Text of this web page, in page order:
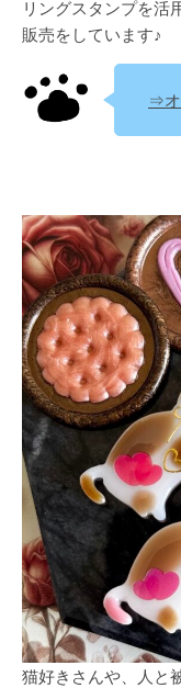
リングスタンプを活
販売をしています♪
⇒オ
猫好きさんや、人と